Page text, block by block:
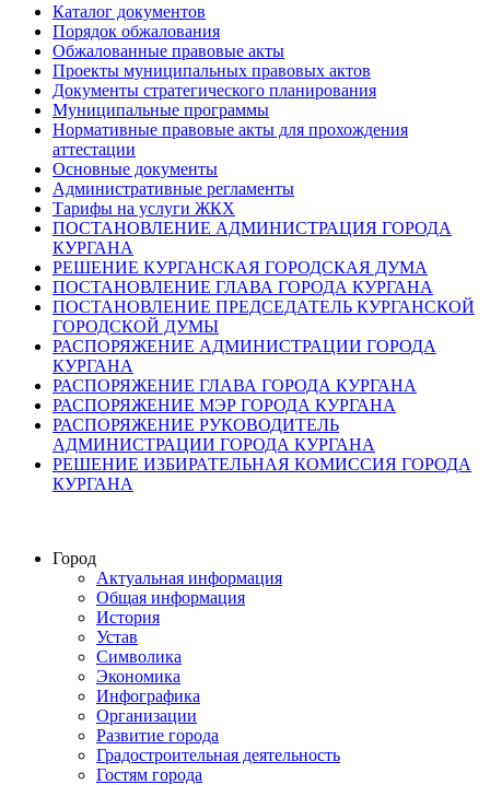
Каталог документов
Порядок обжалования
Обжалованные правовые акты
Проекты муниципальных правовых актов
Документы стратегического планирования
Муниципальные программы
Нормативные правовые акты для прохождения
аттестации
Основные документы
Административные регламенты
Тарифы на услуги ЖКХ
ПОСТАНОВЛЕНИЕ АДМИНИСТРАЦИЯ ГОРОДА
КУРГАНА
РЕШЕНИЕ КУРГАНСКАЯ ГОРОДСКАЯ ДУМА
ПОСТАНОВЛЕНИЕ ГЛАВА ГОРОДА КУРГАНА
ПОСТАНОВЛЕНИЕ ПРЕДСЕДАТЕЛЬ КУРГАНСКОЙ
ГОРОДСКОЙ ДУМЫ
РАСПОРЯЖЕНИЕ АДМИНИСТРАЦИИ ГОРОДА
КУРГАНА
РАСПОРЯЖЕНИЕ ГЛАВА ГОРОДА КУРГАНА
РАСПОРЯЖЕНИЕ МЭР ГОРОДА КУРГАНА
РАСПОРЯЖЕНИЕ РУКОВОДИТЕЛЬ
АДМИНИСТРАЦИИ ГОРОДА КУРГАНА
РЕШЕНИЕ ИЗБИРАТЕЛЬНАЯ КОМИССИЯ ГОРОДА
КУРГАНА
Город
Актуальная информация
Общая информация
История
Устав
Символика
Экономика
Инфографика
Организации
Развитие города
Градостроительная деятельность
Гостям города